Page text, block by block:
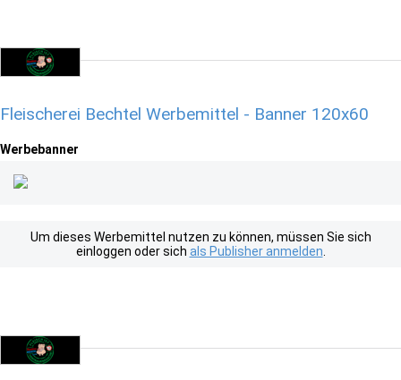
Fleischerei Bechtel Werbemittel - Banner 120x60
Werbebanner
Um dieses Werbemittel nutzen zu können, müssen Sie sich
einloggen oder sich als Publisher anmelden